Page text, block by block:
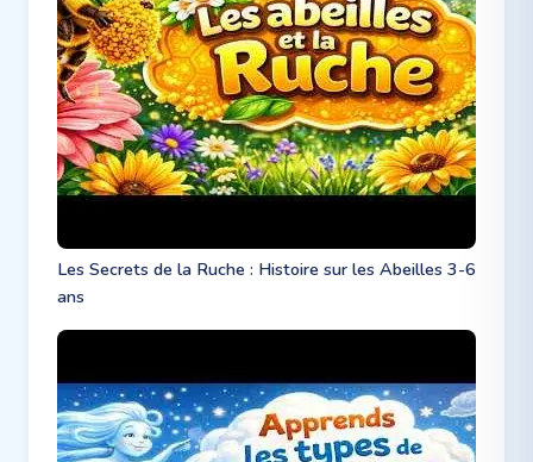
Les Secrets de la Ruche : Histoire sur les Abeilles 3-6
ans